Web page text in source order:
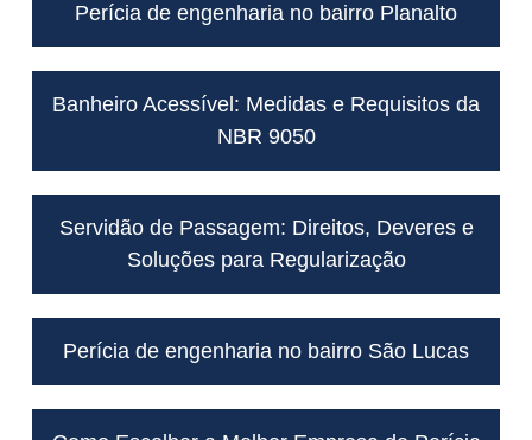
Perícia de engenharia no bairro Planalto
Banheiro Acessível: Medidas e Requisitos da
NBR 9050
Servidão de Passagem: Direitos, Deveres e
Soluções para Regularização
Perícia de engenharia no bairro São Lucas